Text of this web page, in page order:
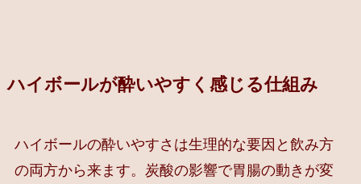
ハイボールが酔いやすく感じる仕組み
ハイボールの酔いやすさは生理的な要因と飲み方
の両方から来ます。炭酸の影響で胃腸の動きが変